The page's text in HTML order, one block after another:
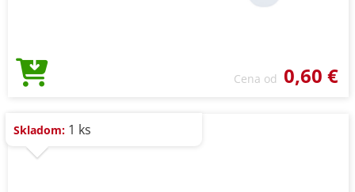
Cena od 0,60 €
Skladom: 1 ks